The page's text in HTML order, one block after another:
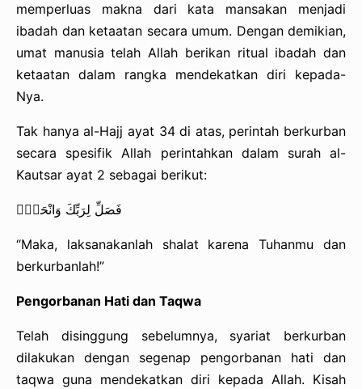
memperluas makna dari kata mansakan menjadi
ibadah dan ketaatan secara umum. Dengan demikian,
umat manusia telah Allah berikan ritual ibadah dan
ketaatan dalam rangka mendekatkan diri kepada-
Nya.
Tak hanya al-Hajj ayat 34 di atas, perintah berkurban
secara spesifik Allah perintahkan dalam surah al-
Kautsar ayat 2 sebagai berikut:
فَصَلِّ لِرَبِّكَ وَانْحَرْۗ
“Maka, laksanakanlah shalat karena Tuhanmu dan
berkurbanlah!”
Pengorbanan Hati dan Taqwa
Telah disinggung sebelumnya, syariat berkurban
dilakukan dengan segenap pengorbanan hati dan
taqwa guna mendekatkan diri kepada Allah. Kisah